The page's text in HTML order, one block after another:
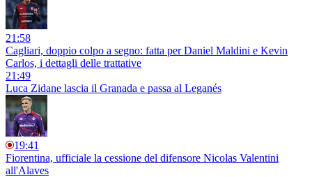
21:58
Cagliari, doppio colpo a segno: fatta per Daniel Maldini e Kevin
Carlos, i dettagli delle trattative
21:49
Luca Zidane lascia il Granada e passa al Leganés
19:41
Fiorentina, ufficiale la cessione del difensore Nicolas Valentini
all'Alaves